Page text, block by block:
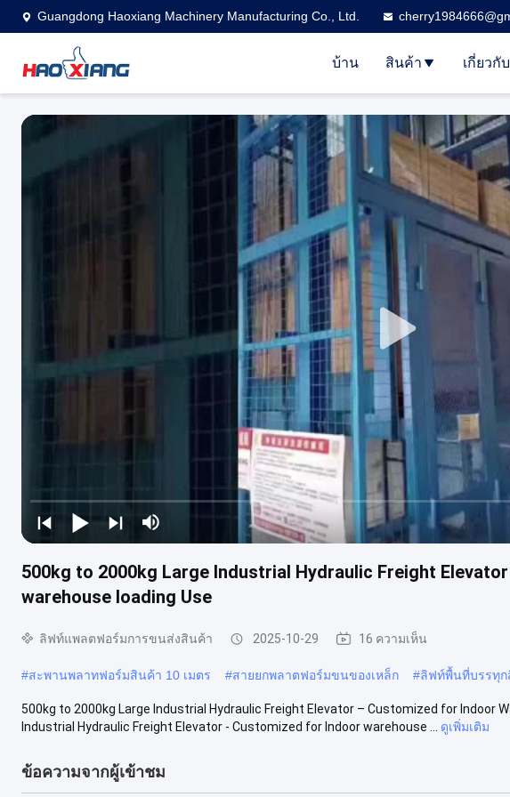
Guangdong Haoxiang Machinery Manufacturing Co., Ltd.
บ้าน สินค้า เกี่ยวกั
500kg to 2000kg Large Industrial Hydraulic Freight
warehouse loading Use
ลิฟท์แพลตฟอร์มการขนส่งสินค้า 2025-10-29 16 ความเห็น
#สะพานพลาทฟอร์มสินค้า 10 เมตร #สายยกพลาตฟอร์มขนของเหล็ก #ลิฟท์พื้นที่บรรทุก
500kg to 2000kg Large Industrial Hydraulic Freight Elevator – Customized for Indoor
Industrial Hydraulic Freight Elevator - Customized for Indoor warehouse ...
ดูเพิ่มเติม
ข้อความจากผู้เข้าชม